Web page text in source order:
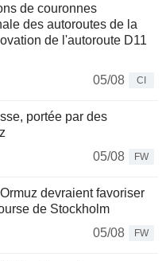
de couronnes
des autoroutes de la
de l'autoroute D11
05/08
CI
portée par des
05/08
FW
devraient favoriser
de Stockholm
05/08
FW